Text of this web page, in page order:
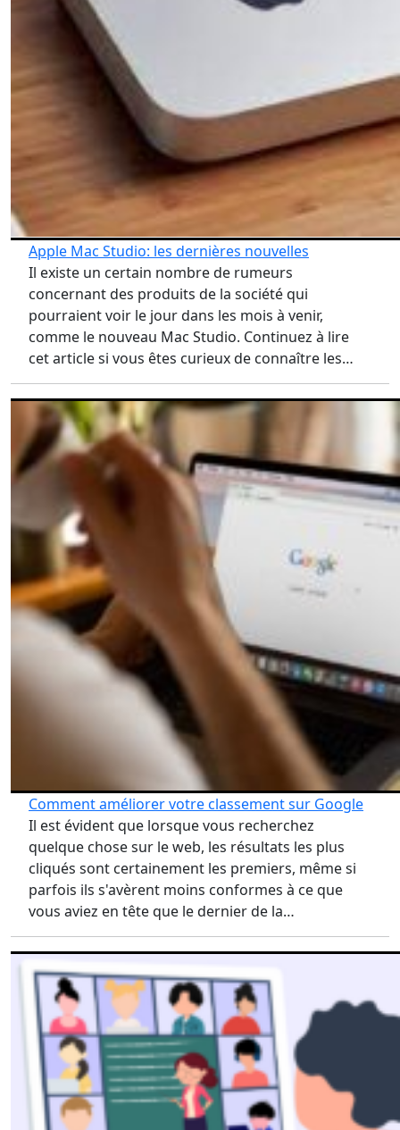
Apple Mac Studio: les dernières nouvelles
Il existe un certain nombre de rumeurs
concernant des produits de la société qui
pourraient voir le jour dans les mois à venir,
comme le nouveau Mac Studio. Continuez à lire
cet article si vous êtes curieux de connaître les…
Comment améliorer votre classement sur Google
Il est évident que lorsque vous recherchez
quelque chose sur le web, les résultats les plus
cliqués sont certainement les premiers, même si
parfois ils s'avèrent moins conformes à ce que
vous aviez en tête que le dernier de la…